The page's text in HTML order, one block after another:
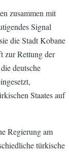
zusammen mit
Signal
die Stadt Kobane
zur Rettung der
deutsche
Staates auf
Regierung am
türkische